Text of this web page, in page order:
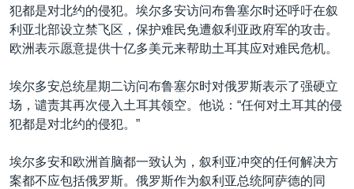
重要讲话与声明
台海两岸关系
关注西藏
关注新疆
其他语言网站
犯都是对北约的侵犯。埃尔多安访问布鲁塞尔时还呼吁在叙
利亚北部设立禁飞区，保护难民免遭叙利亚政府军的攻击。
欧洲表示愿意提供十亿多美元来帮助土耳其应对难民危机。
埃尔多安总统星期二访问布鲁塞尔时对俄罗斯表示了强硬立
场，谴责其再次侵入土耳其领空。他说：“任何对土耳其的侵
犯都是对北约的侵犯。”
埃尔多安和欧洲首脑都一致认为，叙利亚冲突的任何解决方
案都不应包括俄罗斯。俄罗斯作为叙利亚总统阿萨德的同